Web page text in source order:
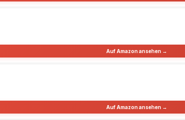
Auf Amazon ansehen →
Auf Amazon ansehen →